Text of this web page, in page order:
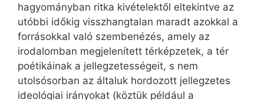
hagyományban ritka kivételektől eltekintve az
utóbbi időkig visszhangtalan maradt azokkal a
forrásokkal való szembenézés, amely az
irodalomban megjelenített térképzetek, a tér
poétikáinak a jellegzetességeit, s nem
utolsósorban az általuk hordozott jellegzetes
ideológiai irányokat (köztük például a